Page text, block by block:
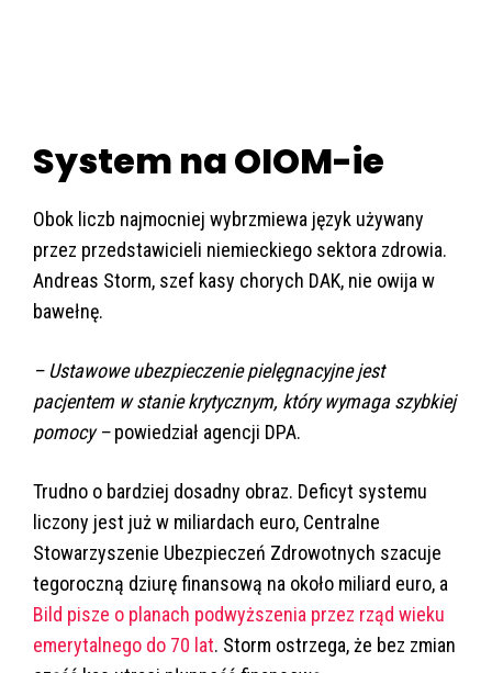
System na OIOM-ie
Obok liczb najmocniej wybrzmiewa język używany
przez przedstawicieli niemieckiego sektora zdrowia.
Andreas Storm, szef kasy chorych DAK, nie owija w
bawełnę.
– Ustawowe ubezpieczenie pielęgnacyjne jest
pacjentem w stanie krytycznym, który wymaga szybkiej
pomocy –powiedział agencji DPA.
Trudno o bardziej dosadny obraz. Deficyt systemu
liczony jest już w miliardach euro, Centralne
Stowarzyszenie Ubezpieczeń Zdrowotnych szacuje
tegoroczną dziurę finansową na około miliard euro, a
Bild pisze o planach podwyższenia przez rząd wieku
emerytalnego do 70 lat. Storm ostrzega, że bez zmian